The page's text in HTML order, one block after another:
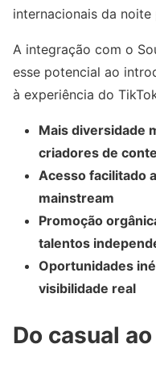
internacionais da noite
A integração com o
esse potencial ao
à experiência do
Mais diversidade
criadores de
Acesso facilitado
mainstream
Promoção
talentos
Oportunidades
visibilidade real
Do casual